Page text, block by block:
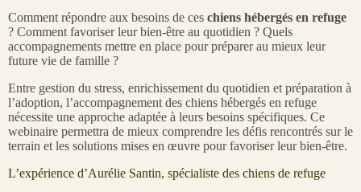
Comment répondre aux besoins de ces chiens hébergés en refuge
? Comment favoriser leur bien-être au quotidien ? Quels
accompagnements mettre en place pour préparer au mieux leur
future vie de famille ?
Entre gestion du stress, enrichissement du quotidien et préparation à
l’adoption, l’accompagnement des chiens hébergés en refuge
nécessite une approche adaptée à leurs besoins spécifiques. Ce
webinaire permettra de mieux comprendre les défis rencontrés sur le
terrain et les solutions mises en œuvre pour favoriser leur bien-être.
L’expérience d’Aurélie Santin, spécialiste des chiens de refuge